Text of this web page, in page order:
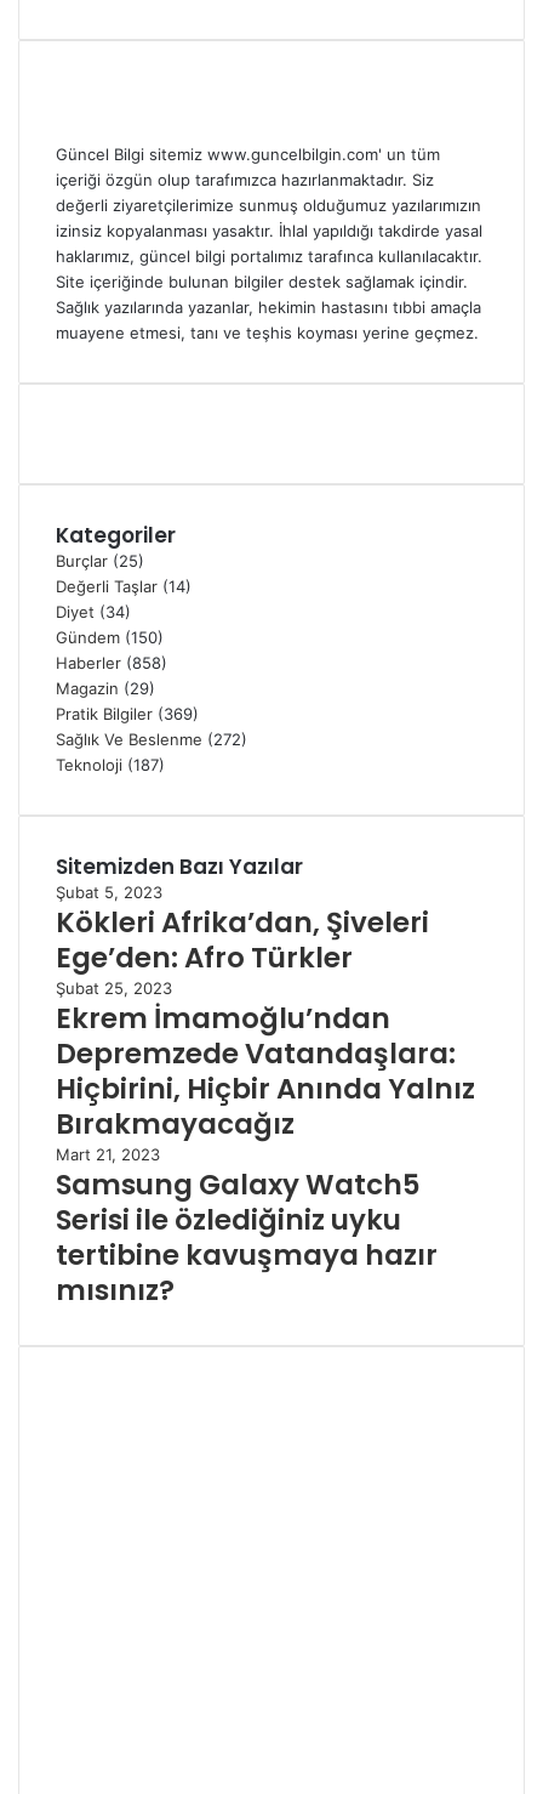
Güncel Bilgi sitemiz www.guncelbilgin.com' un tüm
içeriği özgün olup tarafımızca hazırlanmaktadır. Siz
değerli ziyaretçilerimize sunmuş olduğumuz yazılarımızın
izinsiz kopyalanması yasaktır. İhlal yapıldığı takdirde yasal
haklarımız, güncel bilgi portalımız tarafınca kullanılacaktır.
Site içeriğinde bulunan bilgiler destek sağlamak içindir.
Sağlık yazılarında yazanlar, hekimin hastasını tıbbi amaçla
muayene etmesi, tanı ve teşhis koyması yerine geçmez.
Kategoriler
Burçlar (25)
Değerli Taşlar (14)
Diyet (34)
Gündem (150)
Haberler (858)
Magazin (29)
Pratik Bilgiler (369)
Sağlık Ve Beslenme (272)
Teknoloji (187)
Sitemizden Bazı Yazılar
Şubat 5, 2023
Kökleri Afrika’dan, Şiveleri
Ege’den: Afro Türkler
Şubat 25, 2023
Ekrem İmamoğlu’ndan
Depremzede Vatandaşlara:
Hiçbirini, Hiçbir Anında Yalnız
Bırakmayacağız
Mart 21, 2023
Samsung Galaxy Watch5
Serisi ile özlediğiniz uyku
tertibine kavuşmaya hazır
mısınız?